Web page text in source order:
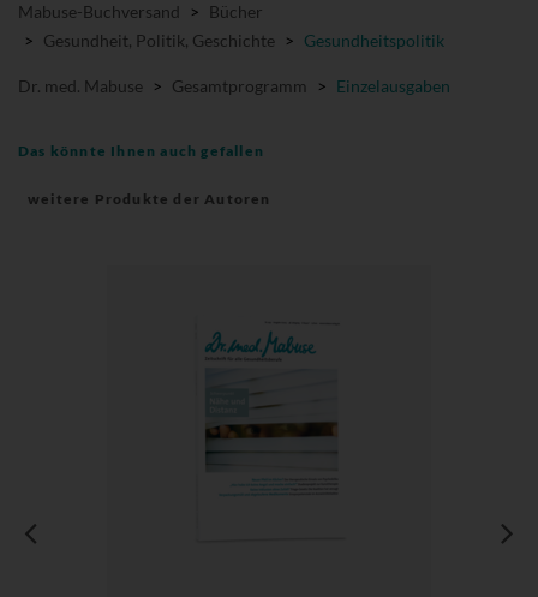
Mabuse-Buchversand > Bücher
> Gesundheit, Politik, Geschichte > Gesundheitspolitik
Dr. med. Mabuse > Gesamtprogramm > Einzelausgaben
Das könnte Ihnen auch gefallen
weitere Produkte der Autoren